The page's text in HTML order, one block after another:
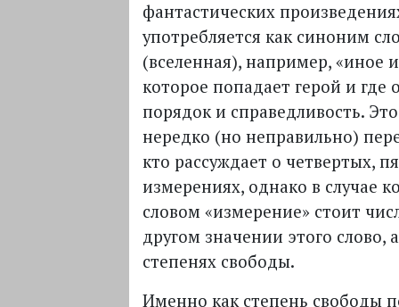
фантастических
употребляется как синоним
(вселенная), например, «иное
которое попадает герой и где
порядок и справедливость.
нередко (но неправильно)
кто рассуждает о четвертых,
измерениях, однако в случае
словом «измерение» стоит
другом значении этого слово,
степенях свободы.
Именно как степень свободы